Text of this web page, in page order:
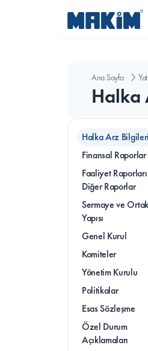
Ana Sayfa
Halka
Halka Arz Bilgileri
Finansal Raporlar
Faaliyet
Diğer Raporlar
Sermaye ve
Yapısı
Genel Kurul
Komiteler
Yönetim Kurulu
Politikalar
Esas Sözleşme
Özel Durum
Açıklamaları